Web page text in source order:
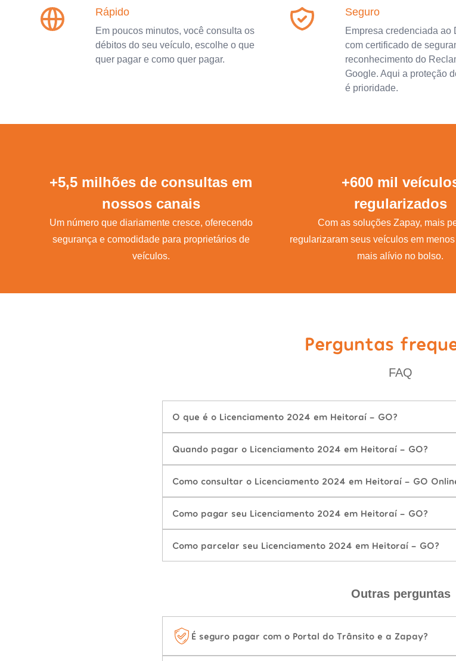
Rápido
Em poucos minutos, você consulta os
débitos do seu veículo, escolhe o que
quer pagar e como quer pagar.
Seguro
Empresa credenciada ao
com certificado de
reconhecimento do
Google. Aqui a proteção
é prioridade.
+5,5 milhões de consultas em
nossos canais
Um número que diariamente cresce, oferecendo
segurança e comodidade para proprietários de
veículos.
+600 mil
regularizados
Com as soluções Zapay, mais
regularizaram seus veículos em
mais alívio no bolso.
Perguntas
FAQ
O que é o Licenciamento 2024 em Heitoraí - GO?
Quando pagar o Licenciamento 2024 em Heitoraí - GO?
Como consultar o Licenciamento 2024 em Heitoraí - GO
Como pagar seu Licenciamento 2024 em Heitoraí - GO?
Como parcelar seu Licenciamento 2024 em Heitoraí - GO?
Outras perguntas
É seguro pagar com o Portal do Trânsito e a Zapay?